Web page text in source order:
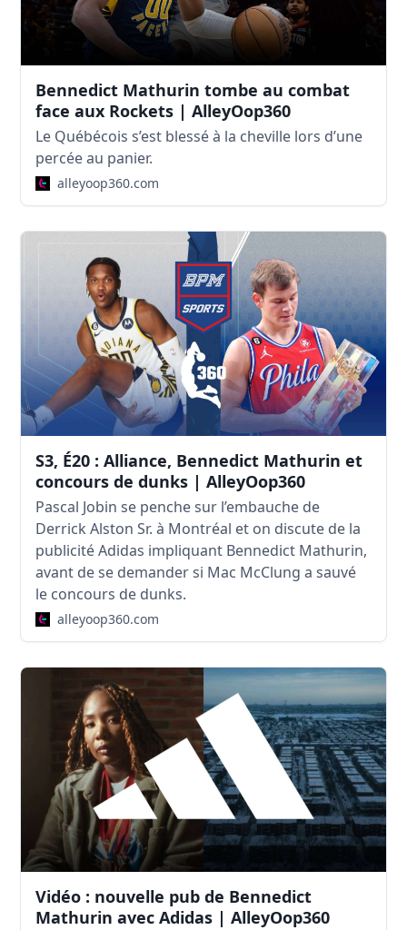
Bennedict Mathurin tombe au combat
face aux Rockets | AlleyOop360
Le Québécois s’est blessé à la cheville lors d’une
percée au panier.
alleyoop360.com
S3, É20 : Alliance, Bennedict Mathurin et
concours de dunks | AlleyOop360
Pascal Jobin se penche sur l’embauche de
Derrick Alston Sr. à Montréal et on discute de la
publicité Adidas impliquant Bennedict Mathurin,
avant de se demander si Mac McClung a sauvé
le concours de dunks.
alleyoop360.com
Vidéo : nouvelle pub de Bennedict
Mathurin avec Adidas | AlleyOop360